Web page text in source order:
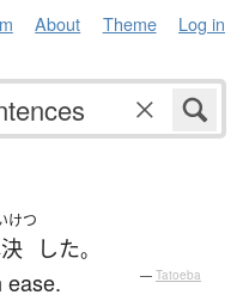
About Theme Log in
けつ
した。
ease. — Tatoeba